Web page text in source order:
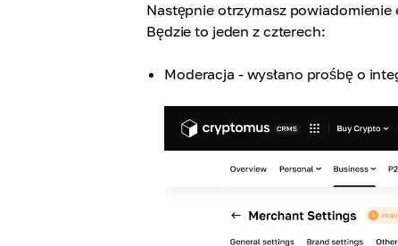
Następnie otrzymasz
Będzie to jeden z czterech:
Moderacja - wysłano prośbę o